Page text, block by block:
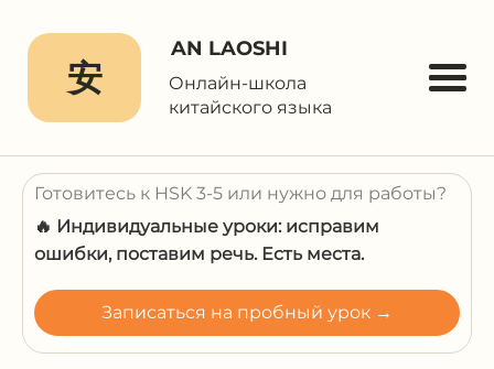
安
AN LAOSHI
Онлайн-школа
китайского языка
Готовитесь к HSK 3-5 или нужно для работы?
🔥 Индивидуальные уроки: исправим
ошибки, поставим речь. Есть места.
Записаться на пробный урок →